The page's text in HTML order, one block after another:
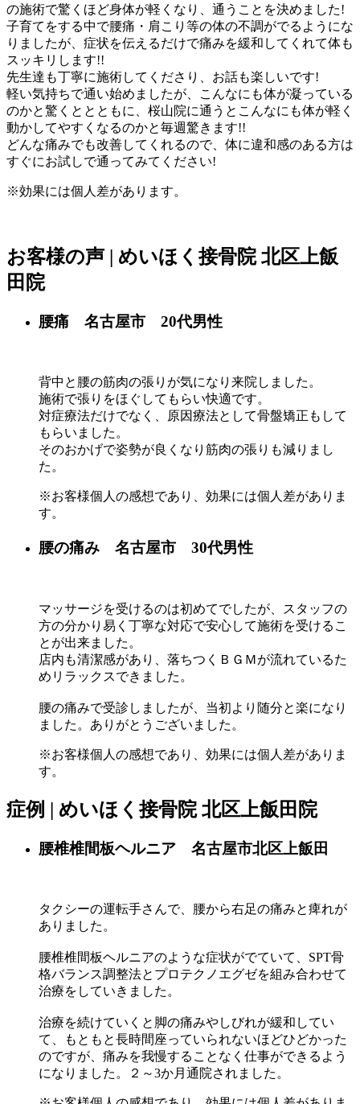
の施術で驚くほど身体が軽くなり、通うことを決めました!
子育てをする中で腰痛・肩こり等の体の不調がでるようにな
りましたが、症状を伝えるだけで痛みを緩和してくれて体も
スッキリします!!
先生達も丁寧に施術してくださり、お話も楽しいです!
軽い気持ちで通い始めましたが、こんなにも体が凝っている
のかと驚くととともに、桜山院に通うとこんなにも体が軽く
動かしてやすくなるのかと毎週驚きます!!
どんな痛みでも改善してくれるので、体に違和感のある方は
すぐにお試しで通ってみてください!
※効果には個人差があります。
お客様の声 | めいほく接骨院 北区上飯
田院
腰痛 名古屋市 20代男性
背中と腰の筋肉の張りが気になり来院しました。
施術で張りをほぐしてもらい快適です。
対症療法だけでなく、原因療法として骨盤矯正もして
もらいました。
そのおかげで姿勢が良くなり筋肉の張りも減りまし
た。
※お客様個人の感想であり、効果には個人差がありま
す。
腰の痛み 名古屋市 30代男性
マッサージを受けるのは初めてでしたが、スタッフの
方の分かり易く丁寧な対応で安心して施術を受けるこ
とが出来ました。
店内も清潔感があり、落ちつくＢＧＭが流れているた
めリラックスできました。
腰の痛みで受診しましたが、当初より随分と楽になり
ました。ありがとうございました。
※お客様個人の感想であり、効果には個人差がありま
す。
症例 | めいほく接骨院 北区上飯田院
腰椎椎間板ヘルニア 名古屋市北区上飯田
タクシーの運転手さんで、腰から右足の痛みと痺れが
ありました。
腰椎椎間板ヘルニアのような症状がでていて、SPT骨
格バランス調整法とプロテクノエグゼを組み合わせて
治療をしていきました。
治療を続けていくと脚の痛みやしびれが緩和してい
て、もともと長時間座っていられないほどひどかった
のですが、痛みを我慢することなく仕事ができるよう
になりました。２～3か月通院されました。